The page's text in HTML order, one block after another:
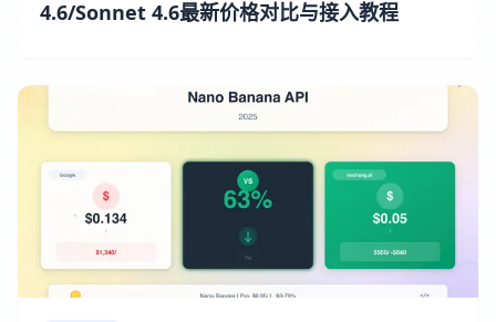
4.6/Sonnet 4.6最新价格对比与接入教程